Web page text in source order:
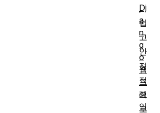
,
쉽
고
안
정
적
으
로
Dj
a
n
g
o
웹
프
레
임